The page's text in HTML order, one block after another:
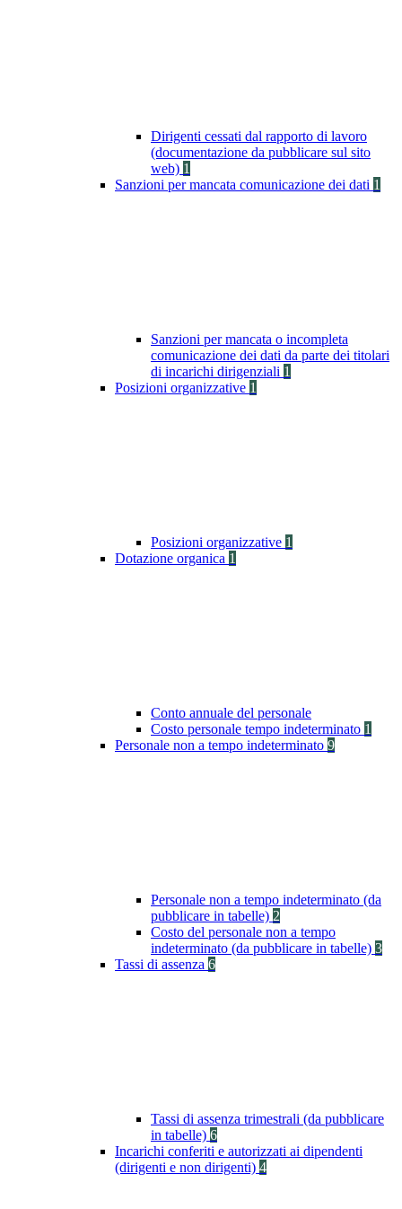
Dirigenti cessati dal rapporto di lavoro
(documentazione da pubblicare sul sito
web) 1
Sanzioni per mancata comunicazione dei dati 1
Sanzioni per mancata o incompleta
comunicazione dei dati da parte dei titolari
di incarichi dirigenziali 1
Posizioni organizzative 1
Posizioni organizzative 1
Dotazione organica 1
Conto annuale del personale
Costo personale tempo indeterminato 1
Personale non a tempo indeterminato 9
Personale non a tempo indeterminato (da
pubblicare in tabelle) 2
Costo del personale non a tempo
indeterminato (da pubblicare in tabelle) 3
Tassi di assenza 6
Tassi di assenza trimestrali (da pubblicare
in tabelle) 6
Incarichi conferiti e autorizzati ai dipendenti
(dirigenti e non dirigenti) 4